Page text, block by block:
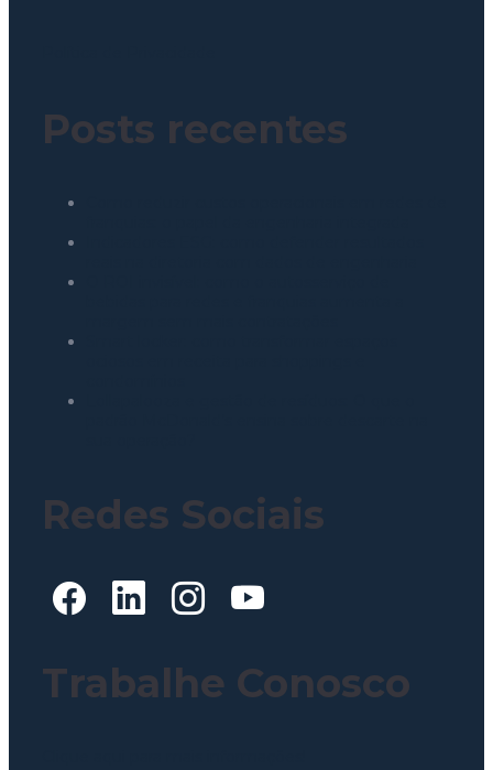
Posts recentes
Redes Sociais
Trabalhe Conosco